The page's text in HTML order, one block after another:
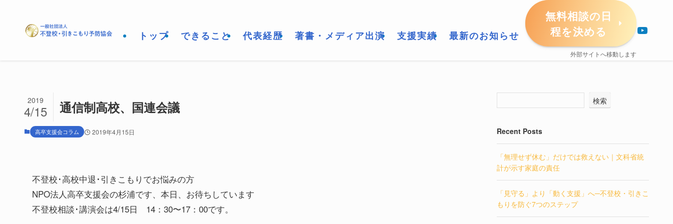
トップ できること 代表経歴 著書・メディア出演 支援実績 最新のお知らせ
無料相談の日
程を決める
外部サイトへ移動します
YouTube
通信制高校、国連会議
2019
4/15
高卒支援会コラム 2019年4月15日
不登校･高校中退･引きこもりでお悩みの方
NPO法人高卒支援会の杉浦です、本日、お待ちしています
不登校相談･講演会は4/15日 14：30〜17：00です。
検索
Recent Posts
「無理せず休む」だけでは救えない｜文科省統
計が示す家庭の責任
「見守る」より「動く支援」へ─不登校・引きこ
もりを防ぐ7つのステップ